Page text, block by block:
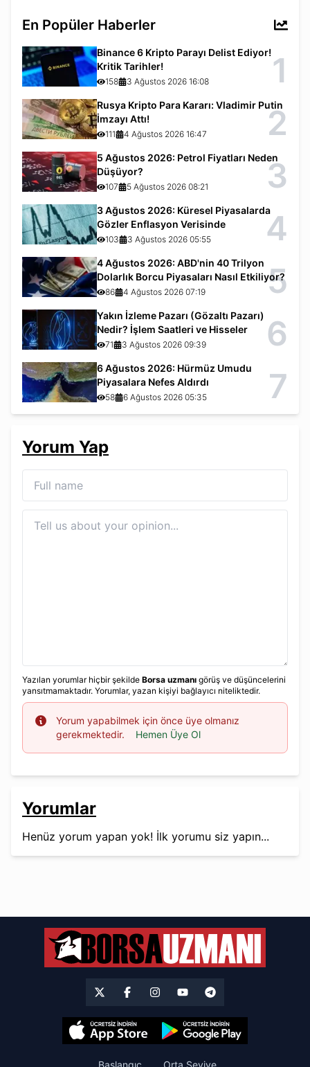
En Popüler Haberler
Binance 6 Kripto Parayı Delist Ediyor!
Kritik Tarihler!
158 3 Ağustos 2026 16:08 1
Rusya Kripto Para Kararı: Vladimir Putin
İmzayı Attı!
111 4 Ağustos 2026 16:47 2
5 Ağustos 2026: Petrol Fiyatları Neden
Düşüyor?
107 5 Ağustos 2026 08:21 3
3 Ağustos 2026: Küresel Piyasalarda
Gözler Enflasyon Verisinde
103 3 Ağustos 2026 05:55 4
4 Ağustos 2026: ABD'nin 40 Trilyon
Dolarlık Borcu Piyasaları Nasıl Etkiliyor?
86 4 Ağustos 2026 07:19 5
Yakın İzleme Pazarı (Gözaltı Pazarı)
Nedir? İşlem Saatleri ve Hisseler
71 3 Ağustos 2026 09:39 6
6 Ağustos 2026: Hürmüz Umudu
Piyasalara Nefes Aldırdı
58 6 Ağustos 2026 05:35 7
Yorum Yap
Yazılan yorumlar hiçbir şekilde Borsa uzmanı görüş ve düşüncelerini
yansıtmamaktadır. Yorumlar, yazan kişiyi bağlayıcı niteliktedir.
Info
Yorum yapabilmek için önce üye olmanız
gerekmektedir.
Hemen Üye Ol
Yorumlar
Henüz yorum yapan yok! İlk yorumu siz yapın...